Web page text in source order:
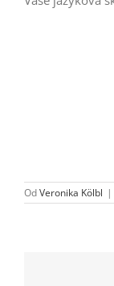
OdVeronika Kölbl |